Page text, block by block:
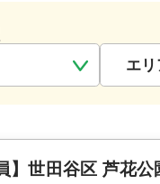
】世田谷区 芦花公